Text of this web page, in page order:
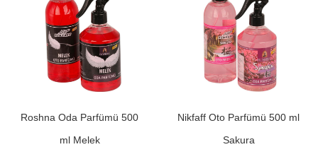
Roshna Oda Parfümü 500
ml Melek
Nikfaff Oto Parfümü 500 ml
Sakura